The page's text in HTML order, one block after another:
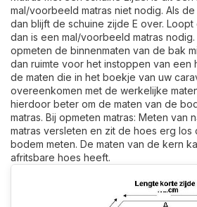
mal/voorbeeld matras niet nodig. Als
dan blijft de schuine zijde E over. Loopt
dan is een mal/voorbeeld matras
opmeten de binnenmaten van de bak
dan ruimte voor het instoppen van een
de maten die in het boekje van uw
overeenkomen met de werkelijke
hierdoor beter om de maten van de
matras. Bij opmeten matras: Meten van
matras versleten en zit de hoes erg los
bodem meten. De maten van de kern
afritsbare hoes heeft.